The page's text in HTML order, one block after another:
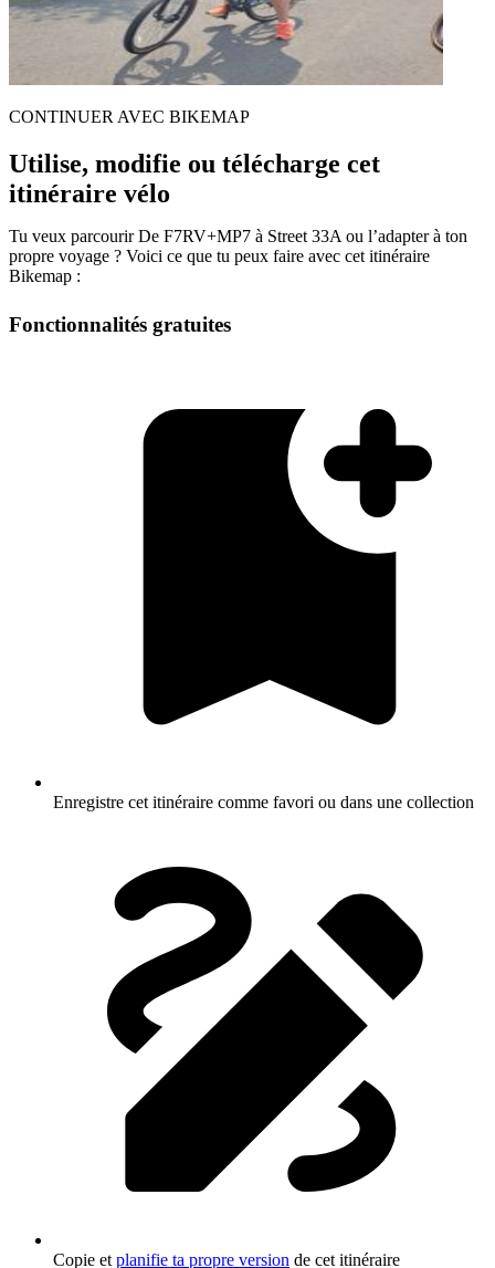
CONTINUER AVEC BIKEMAP
Utilise, modifie ou télécharge cet
itinéraire vélo
Tu veux parcourir De F7RV+MP7 à Street 33A ou l’adapter à ton
propre voyage ? Voici ce que tu peux faire avec cet itinéraire
Bikemap :
Fonctionnalités gratuites
Enregistre cet itinéraire comme favori ou dans une collection
Copie et planifie ta propre version de cet itinéraire